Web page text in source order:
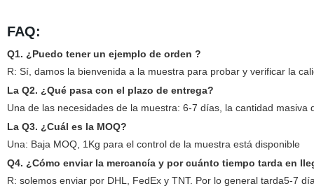
FAQ:
Q1. ¿Puedo tener un ejemplo de orden ?
R: Sí, damos la bienvenida a la muestra para probar y verificar la
La Q2. ¿Qué pasa con el plazo de entrega?
Una de las necesidades de la muestra: 6-7 días, la cantidad
La Q3. ¿Cuál es la MOQ?
Una: Baja MOQ, 1Kg para el control de la muestra está disponible
Q4. ¿Cómo enviar la mercancía y por cuánto tiempo tarda en
R: solemos enviar por DHL, FedEx y TNT. Por lo general tarda5-7